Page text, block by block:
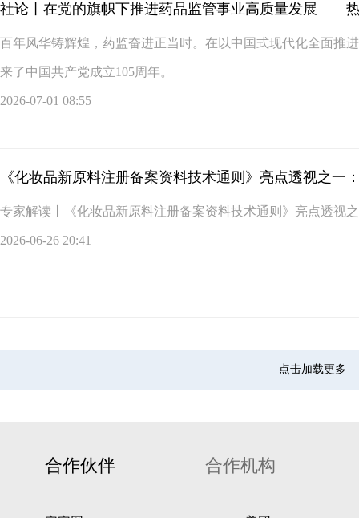
社论丨在党的旗帜下推进药品监管事业高质量发展——
百年风华铸辉煌，药监奋进正当时。在以中国式现代化全面推
来了中国共产党成立105周年。
2026-07-01 08:55
《化妆品新原料注册备案资料技术通则》亮点透视之一
专家解读丨《化妆品新原料注册备案资料技术通则》亮点透视
2026-06-26 20:41
点击加载更多
合作伙伴 合作机构